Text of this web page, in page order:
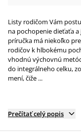
Listy rodičom Vám
na pochopenie dieťaťa
príručka má niekoľko
rodičov k hlbokému
vhodnú výchovnú
do integrálneho celku,
mení, čiže ...
Prečítať celý popis